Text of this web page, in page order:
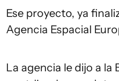
Ese proyecto, ya
Agencia Espacial
La agencia le dijo a la